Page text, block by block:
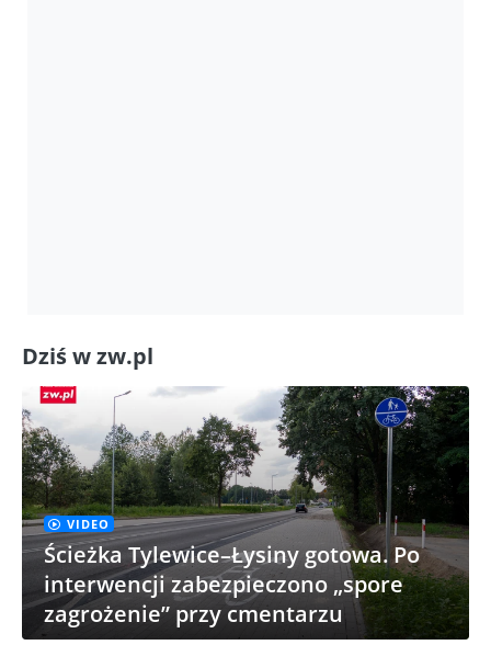
Dziś w zw.pl
VIDEO
Ścieżka Tylewice–Łysiny gotowa. Po
interwencji zabezpieczono „spore
zagrożenie” przy cmentarzu